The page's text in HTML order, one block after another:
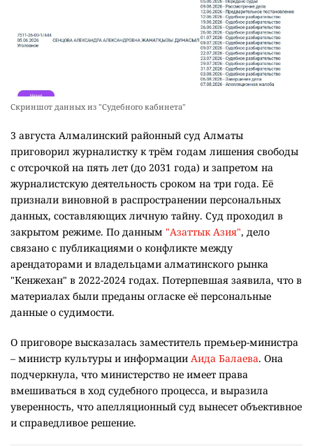
Скриншот данных из "Судебного кабинета"
3 августа Алмалинский районный суд Алматы
приговорил журналистку к трём годам лишения свободы
с отсрочкой на пять лет (до 2031 года) и запретом на
журналистскую деятельность сроком на три года. Её
признали виновной в распространении персональных
данных, составляющих личную тайну. Суд проходил в
закрытом режиме. По данным "Азаттык Азия", дело
связано с публикациями о конфликте между
арендаторами и владельцами алматинского рынка
"Кенжехан" в 2022-2024 годах. Потерпевшая заявила, что в
материалах были преданы огласке её персональные
данные о судимости.
О приговоре высказалась заместитель премьер-министра
– министр культуры и информации Аида Балаева. Она
подчеркнула, что министерство не имеет права
вмешиваться в ход судебного процесса, и выразила
уверенность, что апелляционный суд вынесет объективное
и справедливое решение.